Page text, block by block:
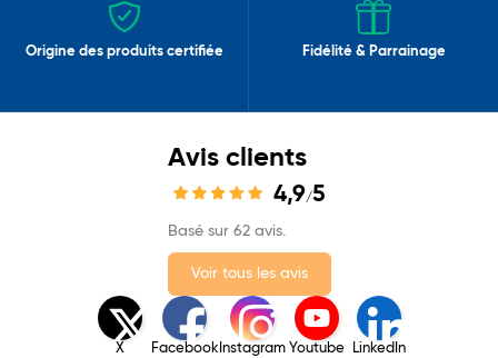
Origine des produits certifiée Fidélité & Parrainage
Avis clients
4,9/5
Basé sur 62 avis.
Voir tous les avis
X Facebook Instagram Youtube LinkedIn